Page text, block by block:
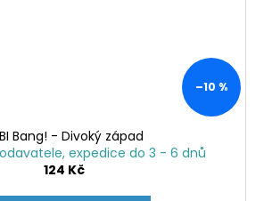
–10 %
Bang! - Divoký západ
expedice do 3 - 6 dnů
124 Kč